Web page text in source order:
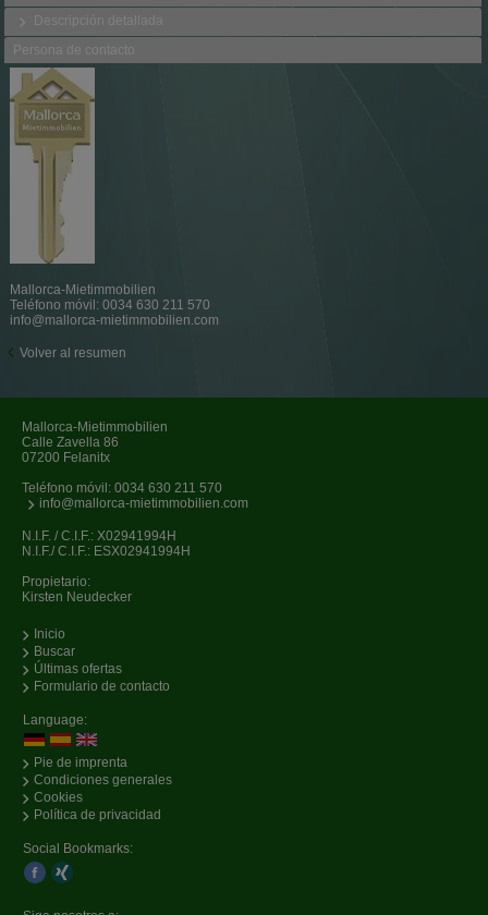
Descripción detallada
Persona de contacto
Mallorca-Mietimmobilien
Teléfono móvil: 0034 630 211 570
info@mallorca-mietimmobilien.com
Volver al resumen
Mallorca-Mietimmobilien
Calle Zavella 86
07200 Felanitx
Teléfono móvil: 0034 630 211 570
info@mallorca-mietimmobilien.com
N.I.F. / C.I.F.: X02941994H
N.I.F./ C.I.F.: ESX02941994H
Propietario:
Kirsten Neudecker
Inicio
Buscar
Últimas ofertas
Formulario de contacto
Language:
Pie de imprenta
Condiciones generales
Cookies
Política de privacidad
Social Bookmarks: